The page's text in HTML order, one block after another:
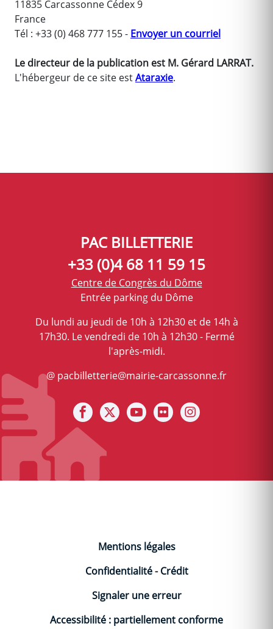
11835 Carcassonne Cédex 9
France
Tél : +33 (0) 468 777 155 - Envoyer un courriel
Le directeur de la publication est M. Gérard LARRAT.
L'hébergeur de ce site estAtaraxie.
PAC BILLETTERIE
+33 (0)4 68 11 59 15
Centre de Congrès du Dôme
Entrée parking du Dôme
Du lundi au jeudi de 10h à 12h30 et de 14h à
17h30. Le vendredi de 10h à 12h30 - Fermé
l'après-midi.
@ pacbilletterie@mairie-carcassonne.fr
Notre facebook
Notre X (ex Twitter)
Notre Chaine youtube
Notre photothèque
Mentions légales
Confidentialité-Crédit
Signaler une erreur
Accessibilité : partiellement conforme